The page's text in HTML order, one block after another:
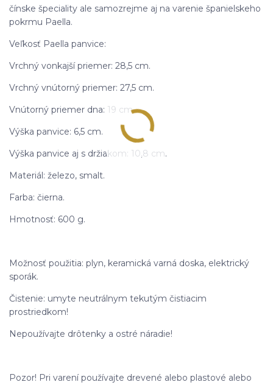
čínske špeciality ale samozrejme aj na varenie španielskeho
pokrmu Paella.
Veľkosť Paella panvice:
Vrchný vonkajší priemer: 28,5 cm.
Vrchný vnútorný priemer: 27,5 cm.
Vnútorný priemer dna: 19 cm.
Výška panvice: 6,5 cm.
Výška panvice aj s držiakom: 10,8 cm.
Materiál: železo, smalt.
Farba: čierna.
Hmotnosť: 600 g.
Možnosť použitia: plyn, keramická varná doska, elektrický
sporák.
Čistenie: umyte neutrálnym tekutým čistiacim
prostriedkom!
Nepoužívajte drôtenky a ostré náradie!
Pozor! Pri varení používajte drevené alebo plastové alebo